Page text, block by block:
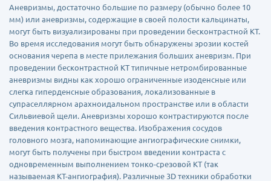
Аневризмы, достаточно большие по размеру (обычно более 10
мм) или аневризмы, содержащие в своей полости кальцинаты,
могут быть визуализированы при проведении бесконтрастной КТ.
Во время исследования могут быть обнаружены эрозии костей
основания черепа в месте прилежания больших аневризм. При
проведении бесконтрастной КТ типичные нетромбированные
аневризмы видны как хорошо ограниченные изоденсные или
слегка гиперденсные образования, локализованные в
супраселлярном арахноидальном пространстве или в области
Сильвиевой щели. Аневризмы хорошо контрастируются после
введения контрастного вещества. Изображения сосудов
головного мозга, напоминающие ангиографические снимки,
могут быть получены при быстром введении контраста с
одновременным выполнением тонко-срезовой КТ (так
называемая КТ-ангиография). Различные 3D техники обработки